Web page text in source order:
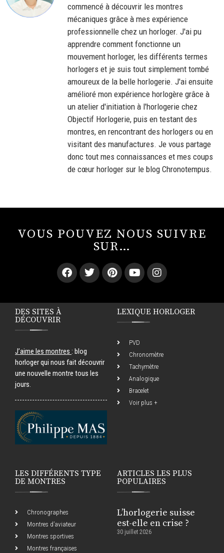
commencé à découvrir les montres
mécaniques grâce à mes expérience
professionnelle chez un horloger. J'ai pu
apprendre comment fonctionne un
mouvement horloger, les différents termes
horlogers et je suis tout simplement tombé
amoureux de la belle horlogerie. J'ai ensuite
amélioré mon expérience horlogère grâce à
un atelier d'initiation à l'horlogerie chez
Objectif Horlogerie, puis en testant des
montres, en rencontrant des horlogers ou en
visitant des manufactures. Je vous partage
donc tout mes connaissances et mes coups
de cœur horloger sur le blog Chronotempus.
VOUS POUVEZ NOUS SUIVRE
SUR…
DES SITES À
DÉCOUVRIR
J’aime les montres : blog
horloger qui nous fait découvrir
une nouvelle montre tous les
jours.
LEXIQUE HORLOGER
PVD
Chronomètre
Tachymètre
Analogique
Bracelet
Voir plus +
LES DIFFÉRENTS TYPE
DE MONTRES
Chronographes
Montres d’aviateur
Montres sportives
Montres françaises
ARTICLES LES PLUS
POPULAIRES
L’horlogerie suisse
est-elle en crise ?
30 juillet 2026